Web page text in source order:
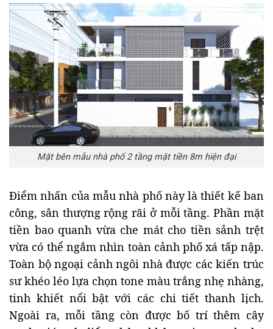
Mặt bên mẫu nhà phố 2 tầng mặt tiền 8m hiện đại
Điểm nhấn của mẫu nhà phố này là thiết kế ban
công, sân thượng rộng rãi ở mỗi tầng. Phần mặt
tiền bao quanh vừa che mát cho tiền sảnh trệt
vừa có thể ngắm nhìn toàn cảnh phố xá tấp nập.
Toàn bộ ngoại cảnh ngôi nhà được các kiến trúc
sư khéo léo lựa chọn tone màu trắng nhẹ nhàng,
tinh khiết nổi bật với các chi tiết thanh lịch.
Ngoài ra, mỗi tầng còn được bố trí thêm cây